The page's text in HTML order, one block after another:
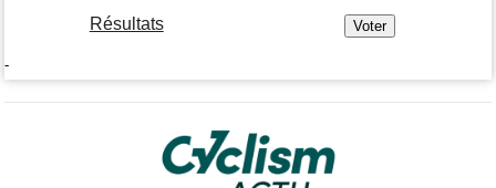
Résultats
-